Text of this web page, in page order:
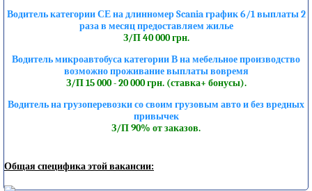
Водитель категории СЕ на длинномер Scania график 6/1 выплаты 2
раза в месяц предоставляем жилье
З/П 40 000 грн.
Водитель микроавтобуса категории В на мебельное производство
возможно проживание выплаты вовремя
З/П 15 000 - 20 000 грн. (ставка+ бонусы).
Водитель на грузоперевозки со своим грузовым авто и без вредных
привычек
З/П 90% от заказов.
Общая специфика этой вакансии: